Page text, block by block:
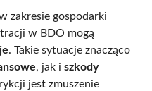
zakresie gospodarki
w BDO mogą
. Takie sytuacje znacząco
, jak i szkody
jest zmuszenie